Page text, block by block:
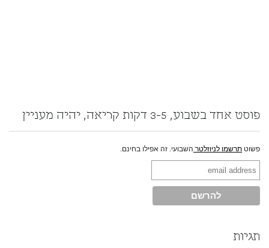
פוסט אחד בשבוע, 3-5 דקות קריאה, יהיה מעניין
פשוט תרשמו לניוזלטר השבועי. זה אפילו בחינם.
תגיות